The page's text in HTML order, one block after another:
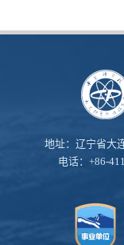
地址：辽宁省大
电话：+86-